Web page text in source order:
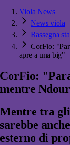
Viola News
News viola
Rassegna
CorFio:
apre a una big"
CorFio:
mentre
Mentre tra
sarebbe
esterno di